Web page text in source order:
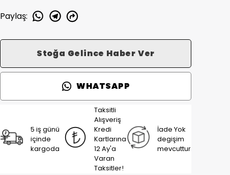
Paylaş:
Stoğa Gelince Haber Ver
WHATSAPP
5 iş günü
içinde
kargoda
Taksitli
Alışveriş
Kredi
Kartlarına
12 Ay'a
Varan
Taksitler!
İade Yok
degişim
mevcuttur